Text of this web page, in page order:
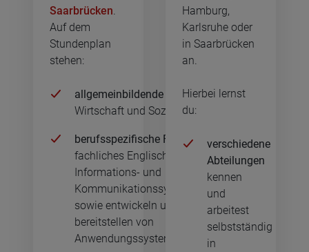
Saarbrücken
Auf dem
Stundenplan
stehen:
allgemeinbildende Fächer: Deutsch,
Wirtschaft und Sozialkunde
berufsspezifische Fächer
fachliches Englisch,
Informations- und
Kommunikationssysteme
sowie entwickeln und
bereitstellen von
Anwendungssystemen
Hamburg,
Karlsruhe oder
in Saarbrücken
an.
Hierbei lernst
du:
verschiedene
Abteilungen
kennen
und
arbeitest
selbstständig
in